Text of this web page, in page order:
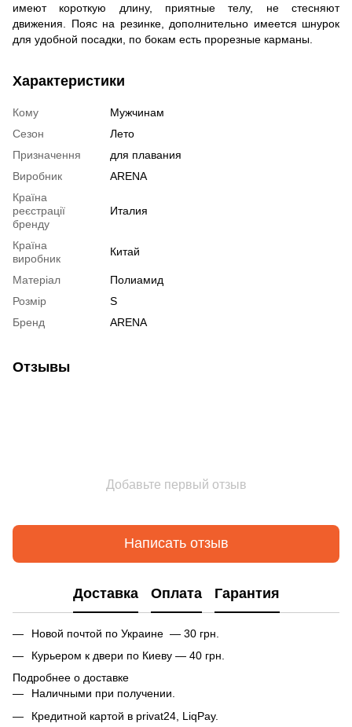
имеют короткую длину, приятные телу, не стесняют
движения. Пояс на резинке, дополнительно имеется шнурок
для удобной посадки, по бокам есть прорезные карманы.
Характеристики
Кому
Мужчинам
Сезон
Лето
Призначення
для плавания
Виробник
ARENA
Країна
реєстрації
бренду
Италия
Країна
виробник
Китай
Матеріал
Полиамид
Розмір
S
Бренд
ARENA
Отзывы
Добавьте первый отзыв
Написать отзыв
Доставка Оплата Гарантия
Новой почтой по Украине — 30 грн.
Курьером к двери по Киеву — 40 грн.
Подробнее о доставке
Наличными при получении.
Кредитной картой в privat24, LiqPay.